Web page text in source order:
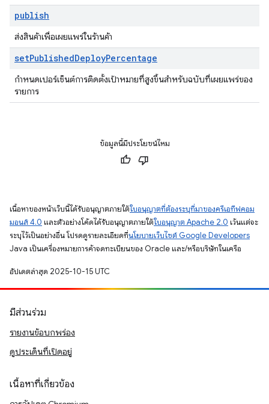
publish
ส่งสินค้าเพื่อเผยแพร่ในร้านค้า
setPublishedDeployPercentage
กำหนดเปอร์เซ็นต์การติดตั้งเป้าหมายที่สูงขึ้นสำหรับฉบับที่เผยแพร่ของ
รายการ
ข้อมูลนี้มีประโยชน์ไหม
เนื้อหาของหน้าเว็บนี้ได้รับอนุญาตภายใต้ใบอนุญาตที่ต้องระบุที่มาของครีเอทีฟคอม
มอนส์ 4.0 และตัวอย่างโค้ดได้รับอนุญาตภายใต้ใบอนุญาต Apache 2.0 เว้นแต่จะ
ระบุไว้เป็นอย่างอื่น โปรดดูรายละเอียดที่นโยบายเว็บไซต์ Google Developers
Java เป็นเครื่องหมายการค้าจดทะเบียนของ Oracle และ/หรือบริษัทในเครือ
อัปเดตล่าสุด 2025-10-15 UTC
มีส่วนร่วม
รายงานข้อบกพร่อง
ดูประเด็นที่เปิดอยู่
เนื้อหาที่เกี่ยวข้อง